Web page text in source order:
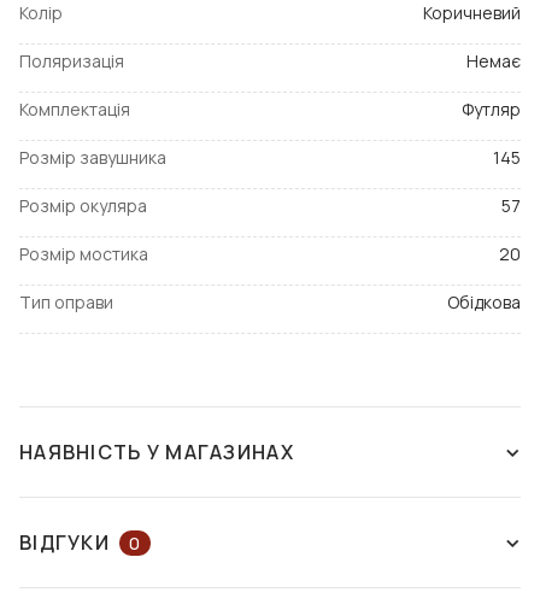
Колір Коричневий
Поляризація Немає
Комплектація Футляр
Розмір завушника 145
Розмір окуляра 57
Розмір мостика 20
Тип оправи Обідкова
НАЯВНІСТЬ У МАГАЗИНАХ
ВІДГУКИ 0